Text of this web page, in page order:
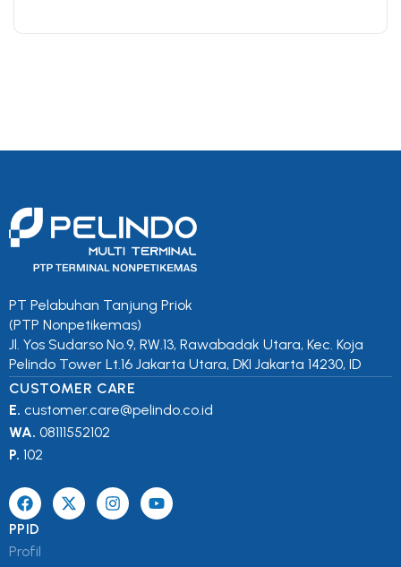
PT Pelabuhan Tanjung Priok
(PTP Nonpetikemas)
Jl. Yos Sudarso No.9, RW.13, Rawabadak Utara, Kec. Koja
Pelindo Tower Lt.16 Jakarta Utara, DKI Jakarta 14230, ID
CUSTOMER CARE
E. customer.care@pelindo.co.id
WA. 08111552102
P. 102
PPID
Profil